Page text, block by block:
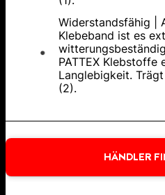
Widerstandsfähig |
Klebeband ist es
PATTEX Klebstoffe
Langlebigkeit.
(2).
HÄNDLER